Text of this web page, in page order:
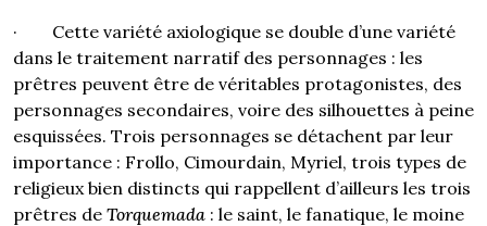
· Cette variété axiologique se double d’une variété
dans le traitement narratif des personnages : les
prêtres peuvent être de véritables protagonistes, des
personnages secondaires, voire des silhouettes à peine
esquissées. Trois personnages se détachent par leur
importance : Frollo, Cimourdain, Myriel, trois types de
religieux bien distincts qui rappellent d’ailleurs les trois
prêtres de Torquemada : le saint, le fanatique, le moine